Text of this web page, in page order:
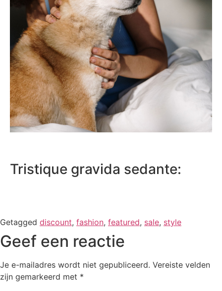
Tristique gravida sedante:
Getagged discount, fashion, featured, sale, style
Geef een reactie
Je e-mailadres wordt niet gepubliceerd. Vereiste velden
zijn gemarkeerd met *